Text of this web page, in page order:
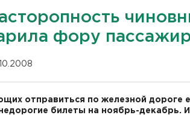
фору
отправиться по железной дороге
билеты на ноябрь-декабрь.